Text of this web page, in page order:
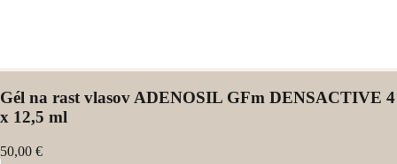
Gél na rast vlasov ADENOSIL GFm DENSACTIVE 4
x 12,5 ml
50,00 €